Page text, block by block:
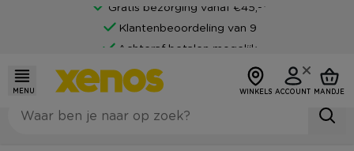
Gratis bezorging vanaf €45,-*
Klantenbeoordeling van 9
Achteraf betalen mogelijk
MENU WINKELS ACCOUNT MANDJE